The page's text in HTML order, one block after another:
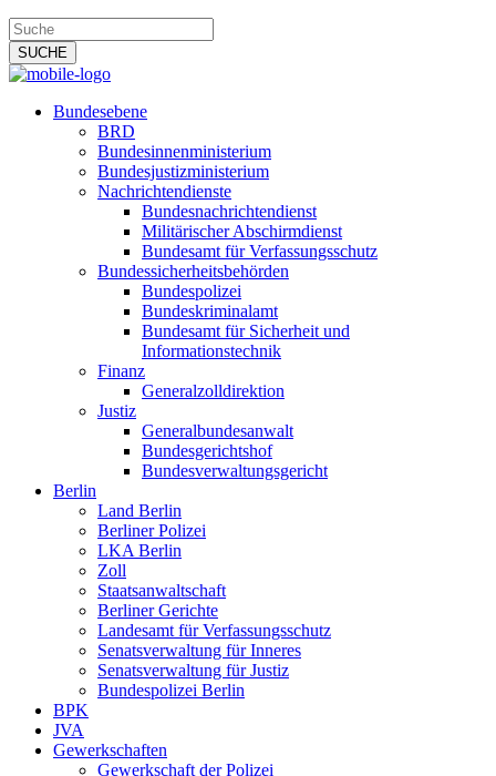
Bundesebene
BRD
Bundesinnenministerium
Bundesjustizministerium
Nachrichtendienste
Bundesnachrichtendienst
Militärischer Abschirmdienst
Bundesamt für Verfassungsschutz
Bundessicherheitsbehörden
Bundespolizei
Bundeskriminalamt
Bundesamt für Sicherheit und
Informationstechnik
Finanz
Generalzolldirektion
Justiz
Generalbundesanwalt
Bundesgerichtshof
Bundesverwaltungsgericht
Berlin
Land Berlin
Berliner Polizei
LKA Berlin
Zoll
Staatsanwaltschaft
Berliner Gerichte
Landesamt für Verfassungsschutz
Senatsverwaltung für Inneres
Senatsverwaltung für Justiz
Bundespolizei Berlin
BPK
JVA
Gewerkschaften
Gewerkschaft der Polizei